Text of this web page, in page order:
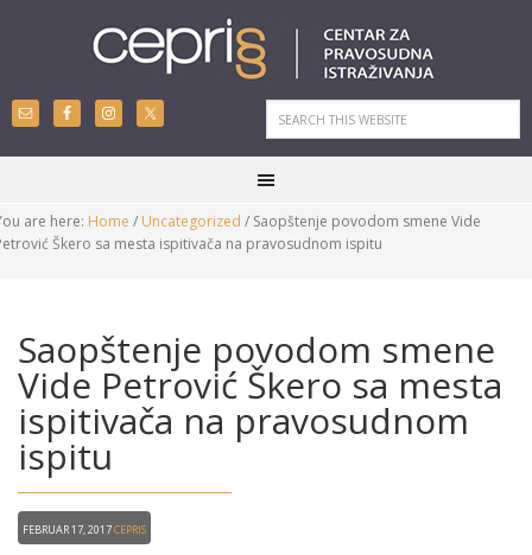
are here: Home / Uncategorized / Saopštenje povodom smene Vide
Škero sa mesta ispitivača na pravosudnom ispitu
Saopštenje povodom smene
Vide Petrović Škero sa mesta
ispitivača na pravosudnom
ispitu
Februar 17, 2017CEPRIS